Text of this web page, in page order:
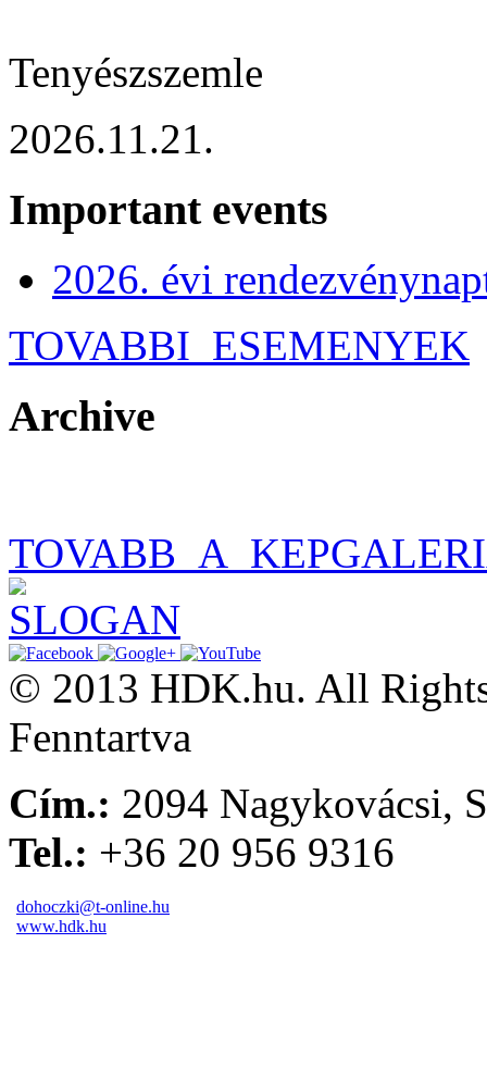
Tenyészszemle
2026.11.21.
Important events
2026. évi
TOVABBI_ESEMENYEK
Archive
© 2013 HDK.hu. All
Fenntartva
Cím.: 2094 Nagykovácsi,
Tel.: +36 20 956 9316
dohoczki@t-online.hu
www.hdk.hu